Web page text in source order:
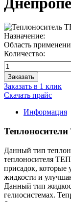
Назначение:
Область
Количество:
Заказать в 1 клик
Скачать прайс
Информация
Данный тип
теплоносителя
присадок, которые
жидкости и
Данный тип
гелиосистемах.